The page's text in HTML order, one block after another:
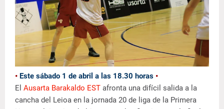
• Este sábado 1 de abril a las 18.30 horas •
El Ausarta Barakaldo EST afronta una difícil salida a la
cancha del Leioa en la jornada 20 de liga de la Primera